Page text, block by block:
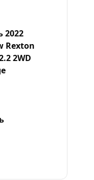
2022
Rexton
2WD